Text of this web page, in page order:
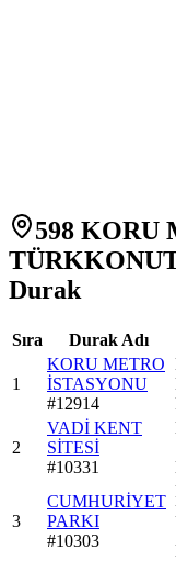
598 KORU
Durak
Sıra Durak Adı
1
KORU METRO
İSTASYONU
#12914
2
VADİ KENT
SİTESİ
#10331
3
CUMHURİYET
PARKI
#10303